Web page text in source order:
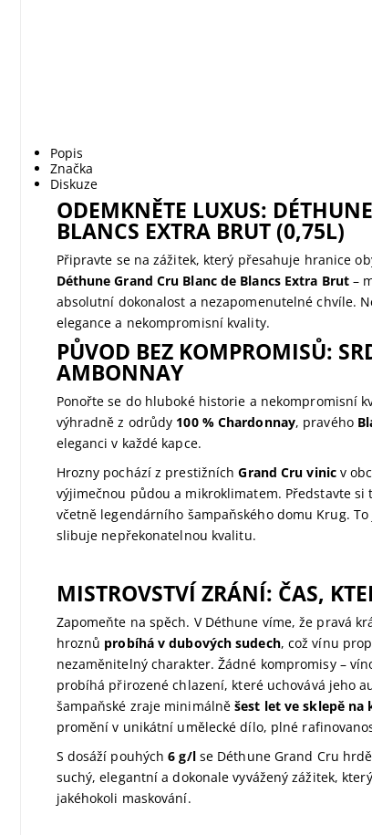
Popis
Značka
Diskuze
ODEMKNĚTE LUXUS:
BLANCS EXTRA BRUT (0,75L)
Připravte se na zážitek, který přesahuje hranice
Déthune Grand Cru Blanc de Blancs Extra Brut–
absolutní dokonalost a nezapomenutelné chvíle.
elegance a nekompromisní kvality.
PŮVOD BEZ KOMPROMISŮ:
AMBONNAY
Ponořte se do hluboké historie a nekompromisní
výhradně z odrůdy 100 % Chardonnay, pravého
eleganci v každé kapce.
Hrozny pochází z prestižníchGrand Cru vinicv
výjimečnou půdou a mikroklimatem. Představte
včetně legendárního šampaňského domu Krug.
slibuje nepřekonatelnou kvalitu.
MISTROVSTVÍ ZRÁNÍ: ČAS,
Zapomeňte na spěch. V Déthune víme, že pravá
hroznů probíhá v dubových sudech, což vínu
nezaměnitelný charakter. Žádné kompromisy –
probíhá přirozené chlazení, které uchovává jeho
šampaňské zraje minimálněšest let ve sklepě na
promění v unikátní umělecké dílo, plné
S dosáží pouhých6 g/lse Déthune Grand Cru
suchý, elegantní a dokonale vyvážený zážitek,
jakéhokoli maskování.